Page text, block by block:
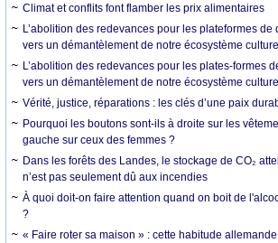
Climat et conflits font flamber les prix alimentaires
L’abolition des redevances pour les plateformes de
vers un démantèlement de notre écosystème
L’abolition des redevances pour les plates-formes
vers un démantèlement de notre écosystème
Vérité, justice, réparations : les clés d’une paix
Pourquoi les boutons sont-ils à droite sur les
gauche sur ceux des femmes ?
Dans les forêts des Landes, le stockage de CO₂
n’est pas seulement dû aux incendies
À quoi doit-on faire attention quand on boit de
?
« Faire roter sa maison » : cette habitude